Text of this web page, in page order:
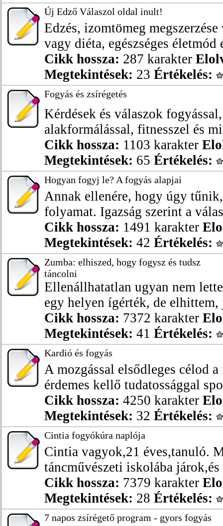
Új Edző Válaszol oldal inult!
Edzés, izomtömeg
vagy diéta, egészséges életmód
Cikk hossza: 287 karakter
Megtekintések: 23 Értékelés:
Fogyás és zsírégetés
Kérdések és válaszok
alakformálással, fitnesszel és
Cikk hossza: 1103 karakter
Megtekintések: 65 Értékelés:
Hogyan fogyj le? A fogyás alapjai
Annak ellenére, hogy úgy
folyamat. Igazság szerint a
Cikk hossza: 1491 karakter
Megtekintések: 42 Értékelés:
Zumba: elhiszed, hogy fogysz és tudsz
táncolni
Ellenállhatatlan ugyan nem
egy helyen ígérték, de
Cikk hossza: 7372 karakter
Megtekintések: 41 Értékelés:
Kardió és fogyás
A mozgással elsődleges célod
érdemes kellő tudatossággal
Cikk hossza: 4250 karakter
Megtekintések: 32 Értékelés:
Cintia fogyókúra naplója
Cintia vagyok,21 éves,tanuló.
táncművészeti iskolába
Cikk hossza: 7379 karakter
Megtekintések: 28 Értékelés:
7 napos zsírégető program - gyors fogyás